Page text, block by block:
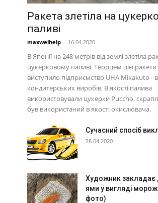
Ракета злетіла на
паливі
maxwelhelp - 16.04.2020
В Японії на 248 метрів від землі злетіла
цукерковому паливі. Творцем цієї ракети
виступило підприємство UHA Mikakuto -
кондитерських виробів. В якості палива
використовували цукерки Puccho,
був використаний в якості окислювача.
Сучасний спосіб
28.04.2020
Художник закладає
ями у вигляді
фото)